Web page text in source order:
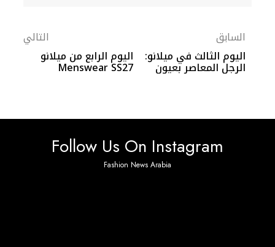
السابق
اليوم الثالث في ميلانو:
الرجل المعاصر بعيون
جديدة
التالي
اليوم الرابع من ميلانو
Menswear SS27
Follow Us On Instagram
Fashion News Arabia